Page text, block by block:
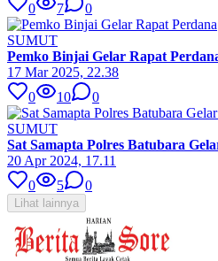
0
7 0
SUMUT
Pemko Binjai Gelar Rapat
17 Mar 2025, 22.38
0
10 0
SUMUT
Sat Samapta Polres Batubara
20 Apr 2024, 17.11
0
5 0
Lihat lainnya